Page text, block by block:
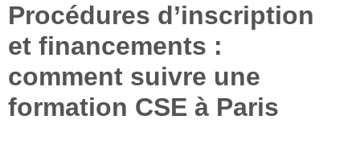
Procédures d’inscription
et financements :
comment suivre une
formation CSE à Paris